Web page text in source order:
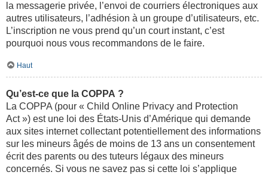
la messagerie privée, l’envoi de courriers électroniques aux
autres utilisateurs, l’adhésion à un groupe d’utilisateurs, etc.
L’inscription ne vous prend qu’un court instant, c’est
pourquoi nous vous recommandons de le faire.
Haut
Qu’est-ce que la COPPA ?
La COPPA (pour « Child Online Privacy and Protection
Act ») est une loi des États-Unis d’Amérique qui demande
aux sites internet collectant potentiellement des informations
sur les mineurs âgés de moins de 13 ans un consentement
écrit des parents ou des tuteurs légaux des mineurs
concernés. Si vous ne savez pas si cette loi s’applique